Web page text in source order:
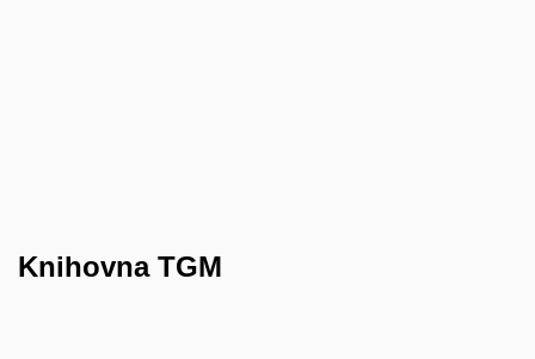
Knihovna TGM